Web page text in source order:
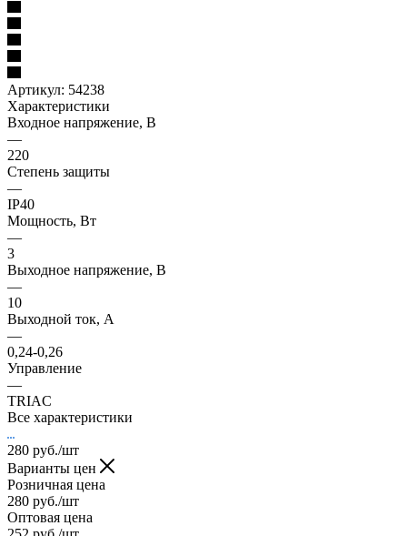
Артикул: 54238
Характеристики
Входное напряжение, В
—
220
Степень защиты
—
IP40
Мощность, Вт
—
3
Выходное напряжение, В
—
10
Выходной ток, А
—
0,24-0,26
Управление
—
TRIAC
Все характеристики
280 руб./шт
Варианты цен
Розничная цена
280 руб./шт
Оптовая цена